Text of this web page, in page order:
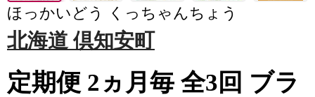
ほっかいどう くっちゃんちょう
北海道 倶知安町
定期便 2ヵ月毎 全3回 ブラ